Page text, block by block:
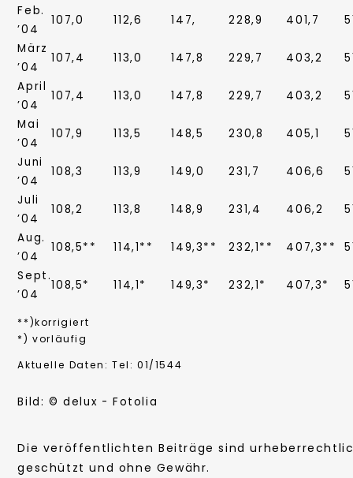
Feb.
’04
107,0 112,6 147, 228,9 401,7
März
’04
107,4 113,0 147,8 229,7 403,2
April
’04
107,4 113,0 147,8 229,7 403,2
Mai
’04
107,9 113,5 148,5 230,8 405,1
Juni
’04
108,3 113,9 149,0 231,7 406,6
Juli
’04
108,2 113,8 148,9 231,4 406,2
Aug.
’04
108,5** 114,1** 149,3** 232,1** 407,3**
Sept.
’04
108,5* 114,1* 149,3* 232,1* 407,3*
**)korrigiert
*) vorläufig
Aktuelle Daten: Tel: 01/1544
Bild: © delux - Fotolia
Die veröffentlichten Beiträge sind
geschützt und ohne Gewähr.